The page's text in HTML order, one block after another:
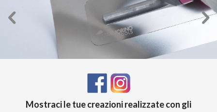
Mostraci le tue creazioni realizzate con gli